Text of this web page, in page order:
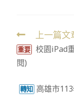
Read
more
articles
上一篇文
重要 校園iPad
閱)
轉知 高雄市